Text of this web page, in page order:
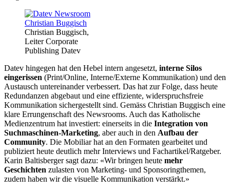
Christian Buggisch,
Leiter Corporate
Publishing Datev
Datev hingegen hat den Hebel intern angesetzt, interne Silos
eingerissen (Print/Online, Interne/Externe Kommunikation) und den
Austausch untereinander verbessert. Das hat zur Folge, dass heute
Redundanzen abgebaut und eine effiziente, widerspruchsfreie
Kommunikation sichergestellt sind. Gemäss Christian Buggisch eine
klare Errungenschaft des Newsrooms. Auch das Katholische
Medienzentrum hat investiert: einerseits in die Integration von
Suchmaschinen-Marketing, aber auch in den Aufbau der
Community. Die Mobiliar hat an den Formaten gearbeitet und
publiziert heute deutlich mehr Interviews und Fachartikel/Ratgeber.
Karin Baltisberger sagt dazu: «Wir bringen heute mehr
Geschichten zulasten von Marketing- und Sponsoringthemen,
zudem haben wir die visuelle Kommunikation verstärkt.»